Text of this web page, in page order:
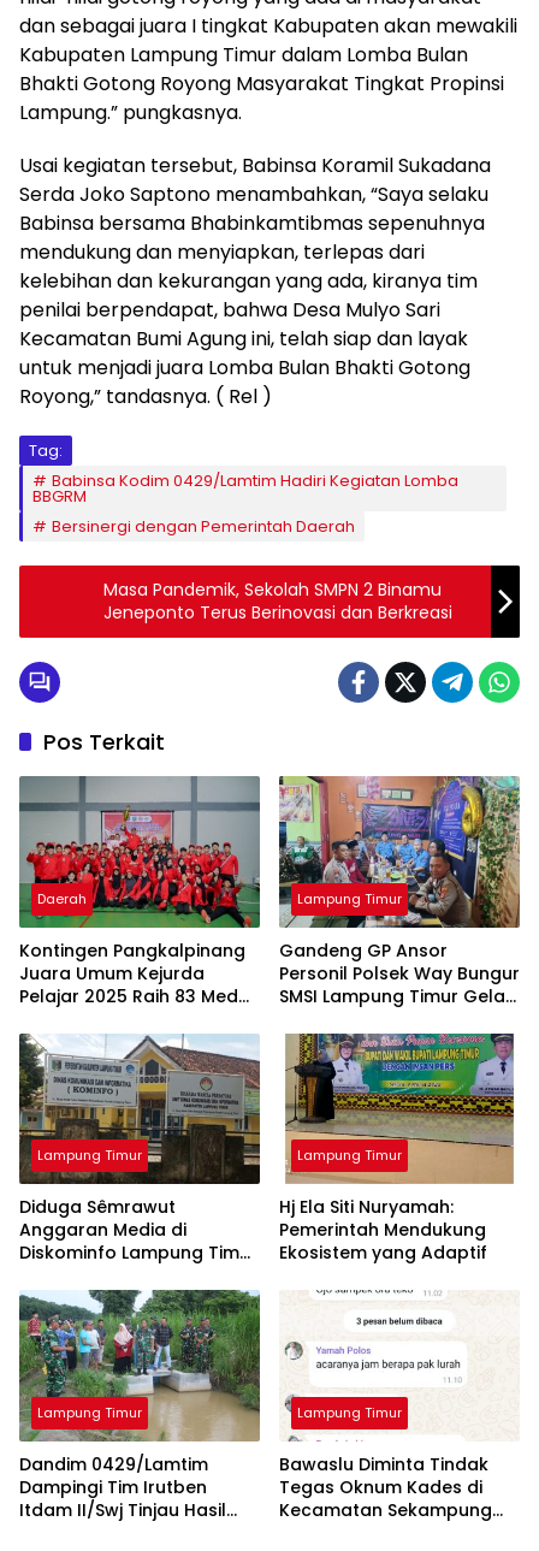
dan sebagai juara I tingkat Kabupaten akan mewakili
Kabupaten Lampung Timur dalam Lomba Bulan
Bhakti Gotong Royong Masyarakat Tingkat Propinsi
Lampung.” pungkasnya.
Usai kegiatan tersebut, Babinsa Koramil Sukadana
Serda Joko Saptono menambahkan, “Saya selaku
Babinsa bersama Bhabinkamtibmas sepenuhnya
mendukung dan menyiapkan, terlepas dari
kelebihan dan kekurangan yang ada, kiranya tim
penilai berpendapat, bahwa Desa Mulyo Sari
Kecamatan Bumi Agung ini, telah siap dan layak
untuk menjadi juara Lomba Bulan Bhakti Gotong
Royong,” tandasnya. ( Rel )
Tag:
Babinsa Kodim 0429/Lamtim Hadiri Kegiatan Lomba
BBGRM
Bersinergi dengan Pemerintah Daerah
Masa Pandemik, Sekolah SMPN 2 Binamu
Jeneponto Terus Berinovasi dan Berkreasi
Pos Terkait
Daerah
Kontingen Pangkalpinang
Juara Umum Kejurda
Pelajar 2025 Raih 83 Medali
Enam Daerah
Lampung Timur
Gandeng GP Ansor
Personil Polsek Way Bungur
SMSI Lampung Timur Gelar
Lampung Timur
Diduga Sêmrawut
Anggaran Media di
Diskominfo Lampung Timur
Lampung Timur
Hj Ela Siti Nuryamah:
Pemerintah Mendukung
Ekosistem yang Adaptif
Lampung Timur
Dandim 0429/Lamtim
Dampingi Tim Irutben
Itdam II/Swj Tinjau Hasil
Lampung Timur
Bawaslu Diminta Tindak
Tegas Oknum Kades di
Kecamatan Sekampung